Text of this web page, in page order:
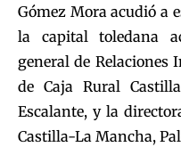
Gómez Mora acudió a
la capital toledana
general de Relaciones
de Caja Rural
Escalante, y la
Castilla-La Mancha,